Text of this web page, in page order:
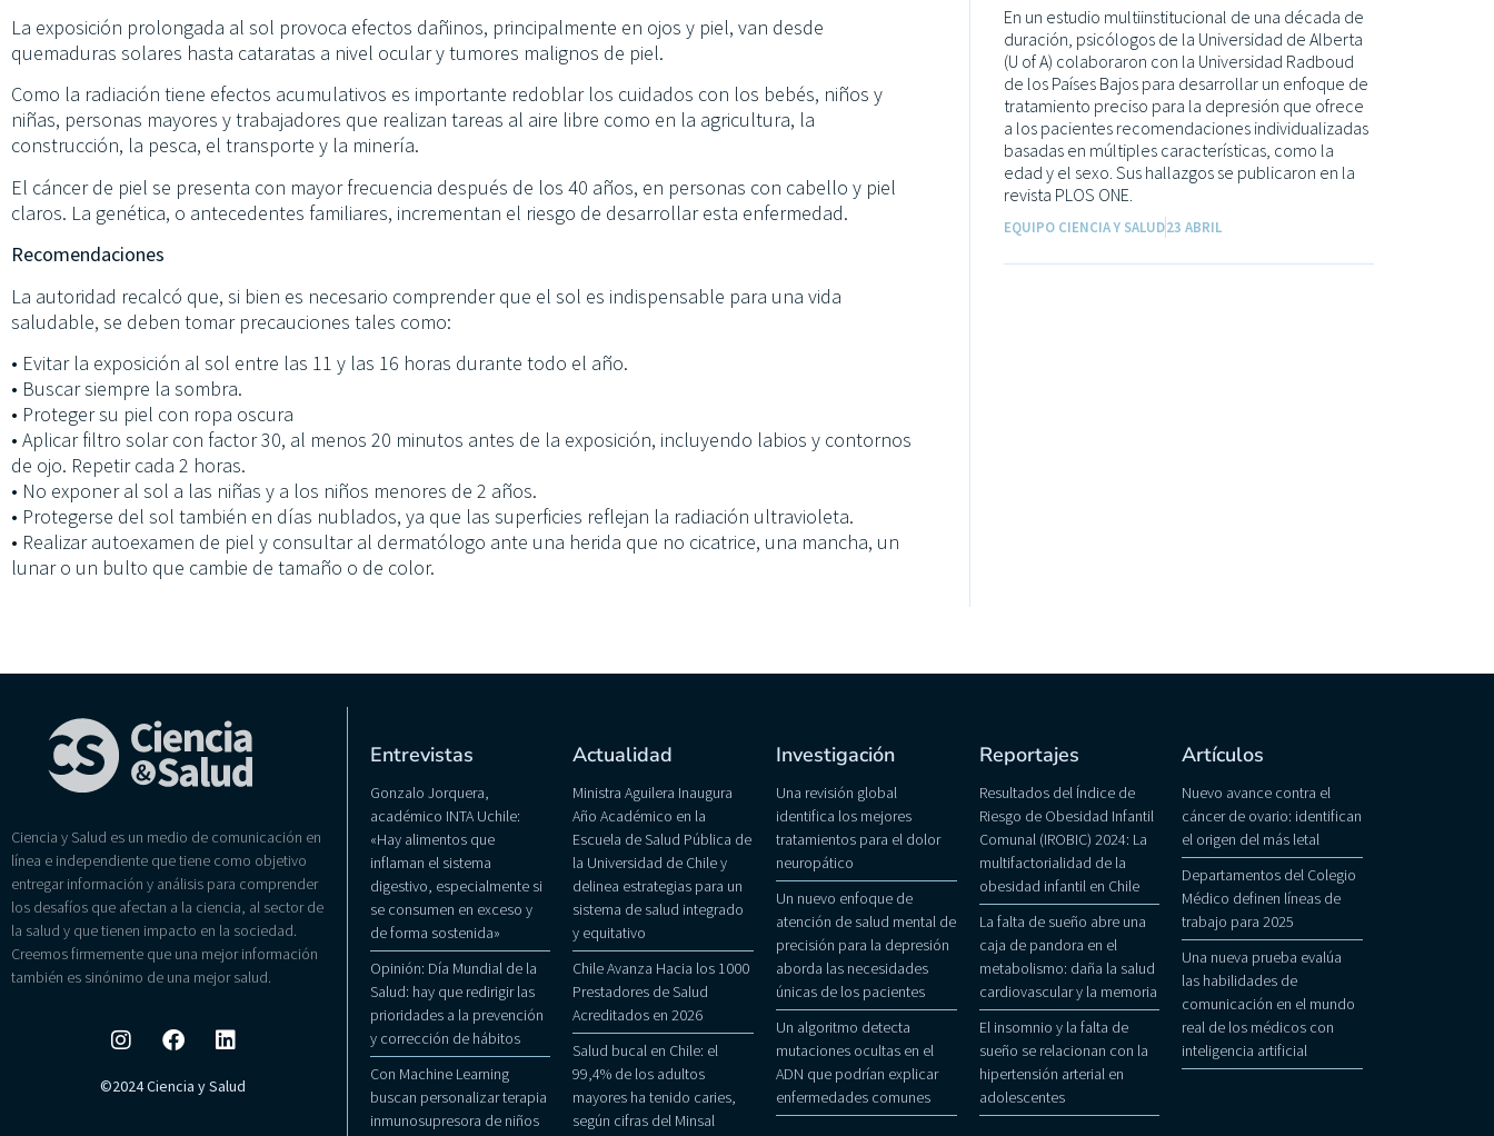
La exposición prolongada al sol provoca efectos dañinos, principalmente en ojos y piel, van desde
quemaduras solares hasta cataratas a nivel ocular y tumores malignos de piel.
Como la radiación tiene efectos acumulativos es importante redoblar los cuidados con los bebés, niños y
niñas, personas mayores y trabajadores que realizan tareas al aire libre como en la agricultura, la
construcción, la pesca, el transporte y la minería.
El cáncer de piel se presenta con mayor frecuencia después de los 40 años, en personas con cabello y piel
claros. La genética, o antecedentes familiares, incrementan el riesgo de desarrollar esta enfermedad.
Recomendaciones
La autoridad recalcó que, si bien es necesario comprender que el sol es indispensable para una vida
saludable, se deben tomar precauciones tales como:
• Evitar la exposición al sol entre las 11 y las 16 horas durante todo el año.
• Buscar siempre la sombra.
• Proteger su piel con ropa oscura
• Aplicar filtro solar con factor 30, al menos 20 minutos antes de la exposición, incluyendo labios y contornos
de ojo. Repetir cada 2 horas.
• No exponer al sol a las niñas y a los niños menores de 2 años.
• Protegerse del sol también en días nublados, ya que las superficies reflejan la radiación ultravioleta.
• Realizar autoexamen de piel y consultar al dermatólogo ante una herida que no cicatrice, una mancha, un
lunar o un bulto que cambie de tamaño o de color.
En un estudio multiinstitucional de una década de
duración, psicólogos de la Universidad de Alberta
(U of A) colaboraron con la Universidad Radboud
de los Países Bajos para desarrollar un enfoque de
tratamiento preciso para la depresión que ofrece
a los pacientes recomendaciones individualizadas
basadas en múltiples características, como la
edad y el sexo. Sus hallazgos se publicaron en la
revista PLOS ONE.
EQUIPO CIENCIA Y SALUD23 ABRIL
Ciencia y Salud es un medio de comunicación en
línea e independiente que tiene como objetivo
entregar información y análisis para comprender
los desafíos que afectan a la ciencia, al sector de
la salud y que tienen impacto en la sociedad.
Creemos firmemente que una mejor información
también es sinónimo de una mejor salud.
©2024 Ciencia y Salud
Entrevistas
Gonzalo Jorquera,
académico INTA Uchile:
«Hay alimentos que
inflaman el sistema
digestivo, especialmente si
se consumen en exceso y
de forma sostenida»
Opinión: Día Mundial de la
Salud: hay que redirigir las
prioridades a la prevención
y corrección de hábitos
Con Machine Learning
buscan personalizar terapia
inmunosupresora de niños
Actualidad
Ministra Aguilera Inaugura
Año Académico en la
Escuela de Salud Pública de
la Universidad de Chile y
delinea estrategias para un
sistema de salud integrado
y equitativo
Chile Avanza Hacia los 1000
Prestadores de Salud
Acreditados en 2026
Salud bucal en Chile: el
99,4% de los adultos
mayores ha tenido caries,
según cifras del Minsal
Investigación
Una revisión global
identifica los mejores
tratamientos para el dolor
neuropático
Un nuevo enfoque de
atención de salud mental de
precisión para la depresión
aborda las necesidades
únicas de los pacientes
Un algoritmo detecta
mutaciones ocultas en el
ADN que podrían explicar
enfermedades comunes
Reportajes
Resultados del Índice de
Riesgo de Obesidad Infantil
Comunal (IROBIC) 2024: La
multifactorialidad de la
obesidad infantil en Chile
La falta de sueño abre una
caja de pandora en el
metabolismo: daña la salud
cardiovascular y la memoria
El insomnio y la falta de
sueño se relacionan con la
hipertensión arterial en
adolescentes
Artículos
Nuevo avance contra el
cáncer de ovario: identifican
el origen del más letal
Departamentos del Colegio
Médico definen líneas de
trabajo para 2025
Una nueva prueba evalúa
las habilidades de
comunicación en el mundo
real de los médicos con
inteligencia artificial